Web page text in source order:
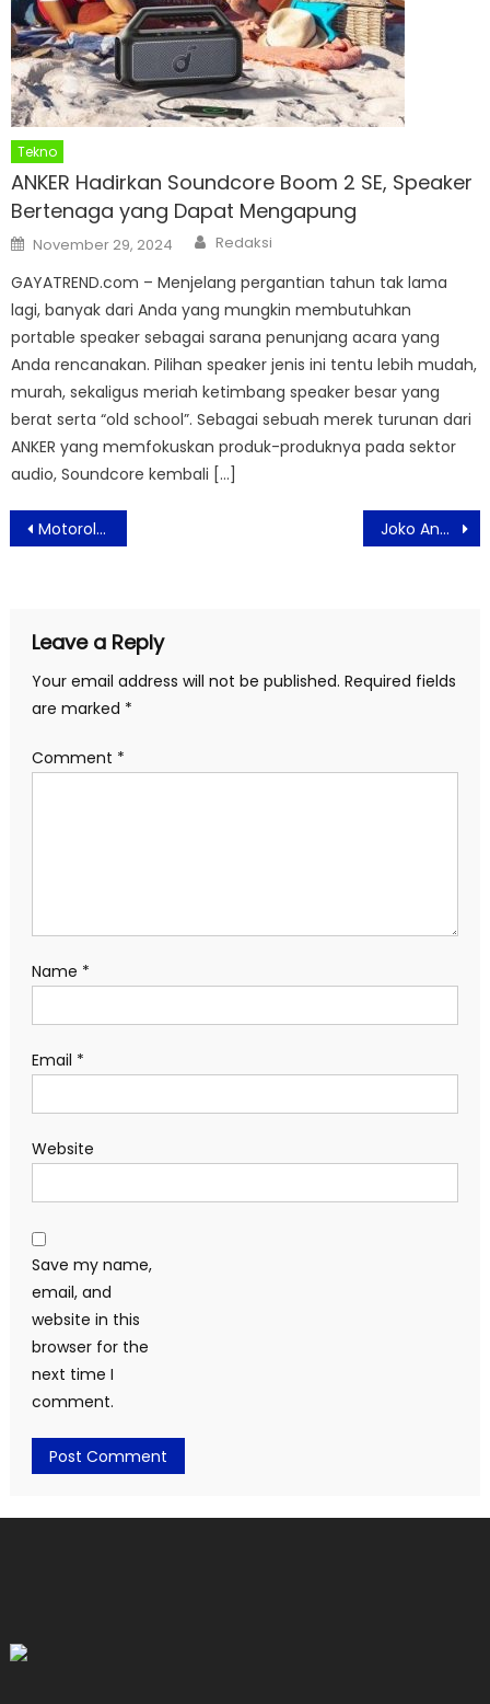
Tekno
ANKER Hadirkan Soundcore Boom 2 SE, Speaker
Bertenaga yang Dapat Mengapung
Posted
on
November 29, 2024 Author
Redaksi
GAYATREND.com – Menjelang pergantian tahun tak lama
lagi, banyak dari Anda yang mungkin membutuhkan
portable speaker sebagai sarana penunjang acara yang
Anda rencanakan. Pilihan speaker jenis ini tentu lebih mudah,
murah, sekaligus meriah ketimbang speaker besar yang
berat serta “old school”. Sebagai sebuah merek turunan dari
ANKER yang memfokuskan produk-produknya pada sektor
audio, Soundcore kembali […]
Post
navigation
Motorola edge 60 pro dengan moto AI Tampilkan #EdgeOfIntelligence Joko Anwar Penulis dan Sutradara Garap Komedi Horor Lewat Film Ghost in The Cell Bertabur Bintang
Leave a Reply
Your email address will not be published. Required fields
are marked *
Comment *
Name *
Email *
Website
Save my name,
email, and
website in this
browser for the
next time I
comment.